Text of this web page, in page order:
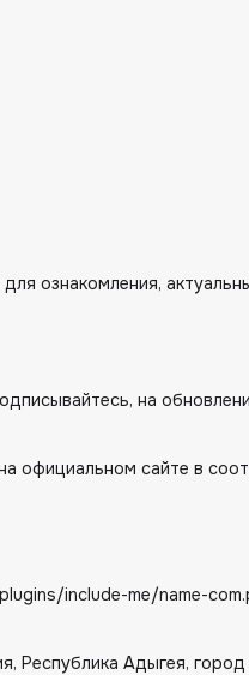
ознакомления,
на
официальном сайте в
include-me/name-
Республика Адыгея,